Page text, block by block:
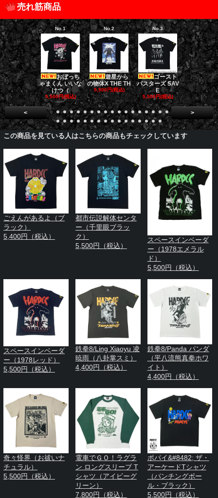
売れ筋商品
No.1
おぼっち
ゃまくん いいな
けつ（
5,500円(税込)
No.2
遊星から
の物体X THE TH
5,500円(税込)
No.3
ゴースト
バスターズ SAV
E
5,500円(税込)
No.4
ゴー
バスターズ
ージャ
5,500円(税
< >
この商品を見ている人はこちらの商品もチェックしています
ごえんがあるよ（ブ
ラック）
5,400円（税込）
都市伝説解体センタ
ー（千里眼ブラッ
ク）
5,500円（税込）
スペースインベーダ
ー（1978エメラル
ド）
5,500円（税込）
スペースインベーダ
ー（1978レッド）
5,500円（税込）
鉄拳8/Ling Xiaoyu 凌
暁雨（八卦掌スミ）
4,400円（税込）
鉄拳8/Panda パンダ
（平八流熊真拳ホワ
イト）
4,400円（税込）
奇々怪界（お祓いナ
チュラル）
5,500円（税込）
電車でＧＯ！ラグラ
ン ロングスリーブ T
シャツ（アイビーグ
リーン）
7,800円（税込）
ポパイ&#8482; ザ・
アーケードTシャツ
（パンチングボー
ル・ブラック）
5,500円（税込）